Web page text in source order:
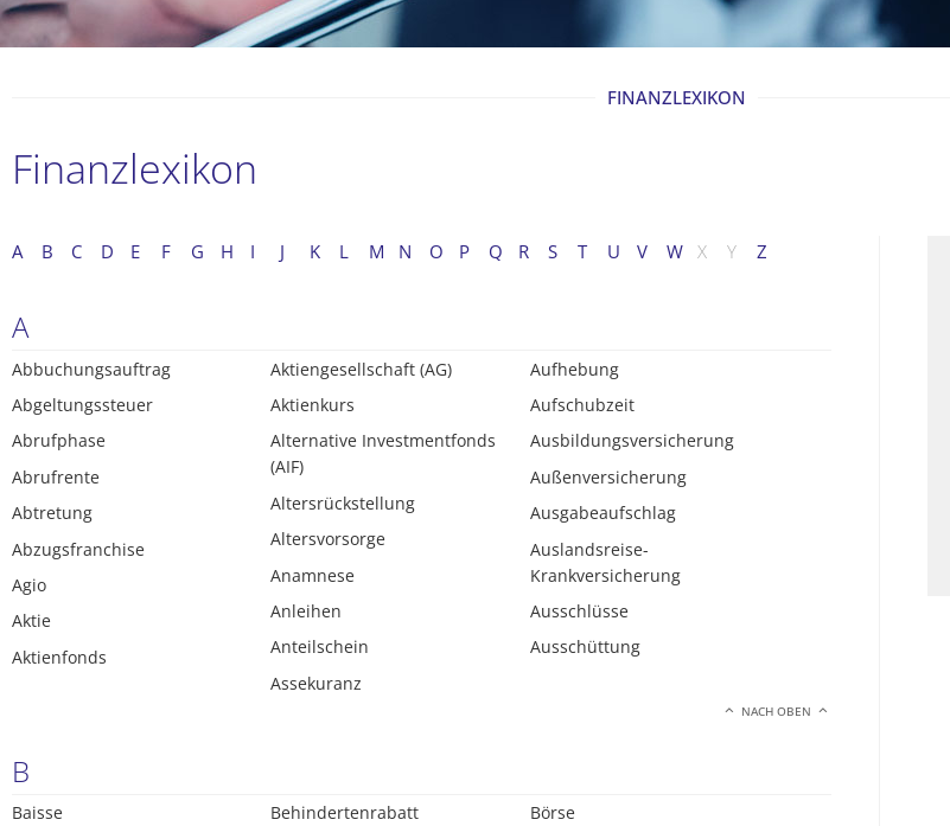
FINANZLEXIKON
Finanzlexikon
A B C D E F G H I J K L M N O P Q R S T U V W X Y Z
A
Abbuchungsauftrag
Abgeltungssteuer
Abrufphase
Abrufrente
Abtretung
Abzugsfranchise
Agio
Aktie
Aktienfonds
Aktiengesellschaft (AG)
Aktienkurs
Alternative Investmentfonds
(AIF)
Altersrückstellung
Altersvorsorge
Anamnese
Anleihen
Anteilschein
Assekuranz
Aufhebung
Aufschubzeit
Ausbildungsversicherung
Außenversicherung
Ausgabeaufschlag
Auslandsreise-
Krankversicherung
Ausschlüsse
Ausschüttung
NACH OBEN
B
Baisse
Behindertenrabatt
Börse